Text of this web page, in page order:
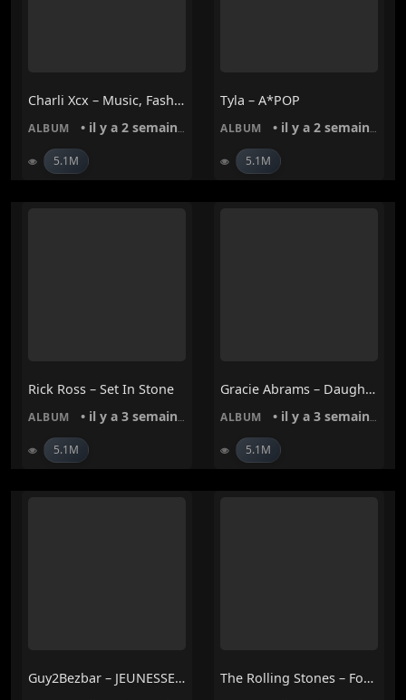
Charli Xcx – Music, Fashion, Film
ALBUM • il y a 2 semaines
5.1M
Tyla – A*POP
ALBUM • il y a 2 semaines
5.1M
Rick Ross – Set In Stone
ALBUM • il y a 3 semaines
5.1M
Gracie Abrams – Daughter From Hell
ALBUM • il y a 3 semaines
5.1M
Guy2Bezbar – JEUNESSE DORÉE MUSIC The Rolling Stones – Foreign Tongues